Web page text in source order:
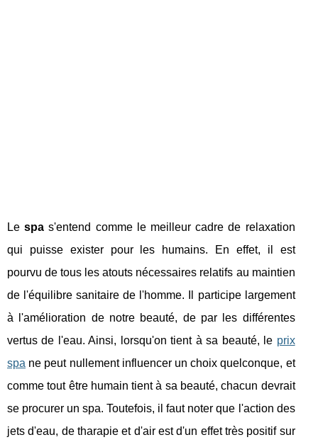
Lespa s'entend comme le meilleur cadre de relaxation
qui puisse exister pour les humains. En effet, il est
pourvu de tous les atouts nécessaires relatifs au maintien
de l'équilibre sanitaire de l'homme. Il participe largement
à l'amélioration de notre beauté, de par les différentes
vertus de l'eau. Ainsi, lorsqu'on tient à sa beauté, le prix
spa ne peut nullement influencer un choix quelconque, et
comme tout être humain tient à sa beauté, chacun devrait
se procurer un spa. Toutefois, il faut noter que l'action des
jets d'eau, de tharapie et d'air est d'un effet très positif sur